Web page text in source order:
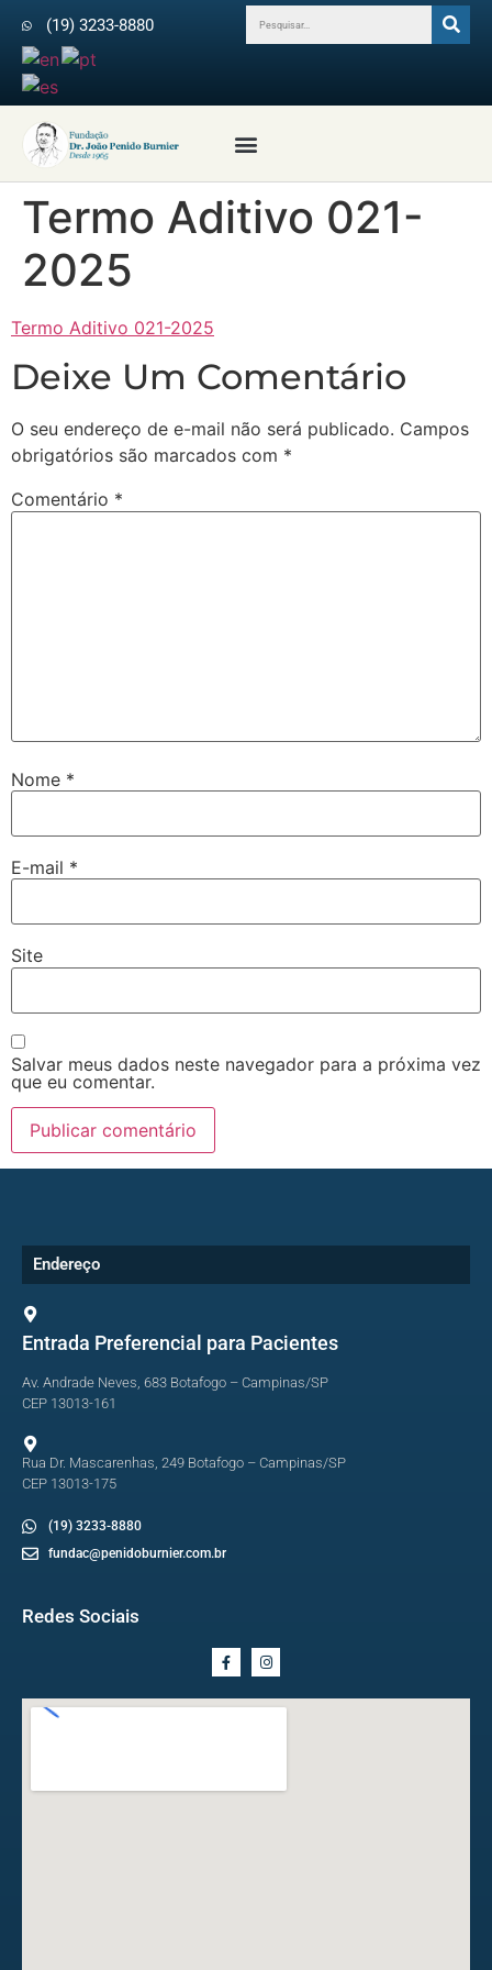
(19) 3233-8880
Termo Aditivo 021-
2025
Termo Aditivo 021-2025
Deixe Um Comentário
O seu endereço de e-mail não será publicado. Campos
obrigatórios são marcados com *
Comentário *
Nome *
E-mail *
Site
Salvar meus dados neste navegador para a próxima vez
que eu comentar.
Endereço
Entrada Preferencial para Pacientes
Av. Andrade Neves, 683 Botafogo – Campinas/SP
CEP 13013-161
Rua Dr. Mascarenhas, 249 Botafogo – Campinas/SP
CEP 13013-175
(19) 3233-8880
fundac@penidoburnier.com.br
Redes Sociais